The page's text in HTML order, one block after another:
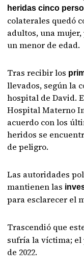
heridas cinco
colaterales quedó
adultos, una
un menor de edad.
Tras recibir los
llevados, según la
hospital de David.
Hospital Materno
acuerdo con los
heridos se
de peligro.
Las autoridades
mantienen las
para esclarecer el
Trascendió que
sufría la víctima; el
de 2022.